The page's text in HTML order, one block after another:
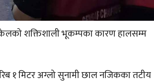
स्केलको शक्तिशाली भूकम्पका कारण हालसम्म
१ मिटर अग्लो सुनामी छाल नजिकका तटीय